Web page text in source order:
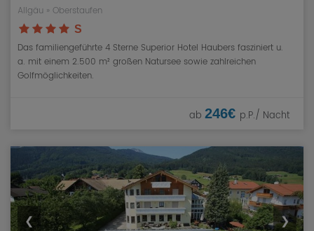
Allgäu » Oberstaufen
S
Das familiengeführte 4 Sterne Superior Hotel Haubers fasziniert u.
a. mit einem 2.500 m² großen Natursee sowie zahlreichen
Golfmöglichkeiten.
ab 246€ p.P./ Nacht
❮ ❯